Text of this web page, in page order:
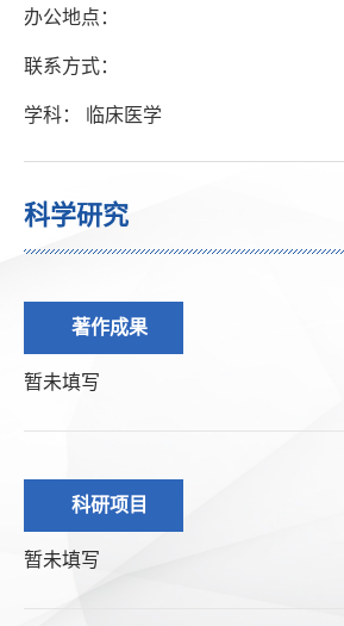
办公地点：
联系方式：
学科： 临床医学
科学研究
著作成果
暂未填写
科研项目
暂未填写